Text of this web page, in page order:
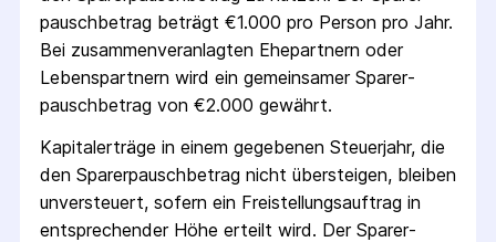
pausch­betrag beträgt €1.000 pro Person pro Jahr.
Bei zusammenveranlagten Ehepartnern oder
Lebenspartnern wird ein gemeinsamer Sparer­
pausch­betrag von €2.000 gewährt.
Kapitalerträge in einem gegebenen Steuerjahr, die
den Sparer­pausch­betrag nicht übersteigen, bleiben
unversteuert, sofern ein Freistellungs­auftrag in
entsprechender Höhe erteilt wird. Der Sparer­